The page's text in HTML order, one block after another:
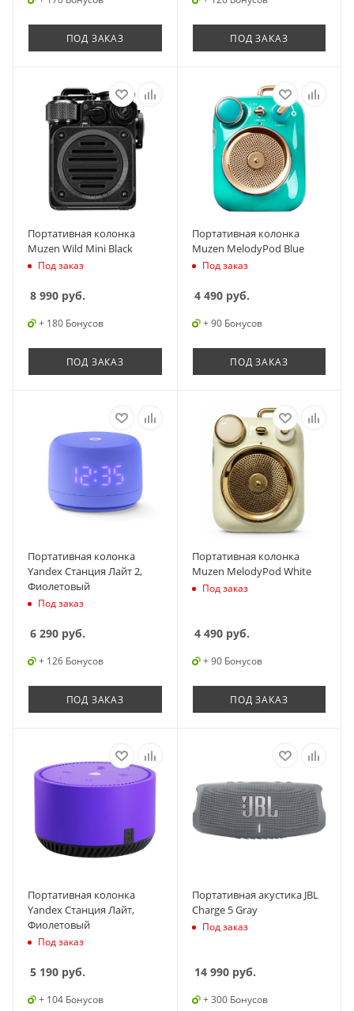
ПОД ЗАКАЗ ПОД ЗАКАЗ
Портативная колонка
Muzen Wild Mini Black
Под заказ
8 990 руб.
+ 180 Бонусов
ПОД ЗАКАЗ
Портативная колонка
Muzen MelodyPod Blue
Под заказ
4 490руб.
+ 90 Бонусов
ПОД ЗАКАЗ
Портативная колонка
Yandex Станция Лайт 2,
Фиолетовый
Под заказ
6 290 руб.
+ 126 Бонусов
ПОД ЗАКАЗ
Портативная колонка
Muzen MelodyPod White
Под заказ
4 490руб.
+ 90 Бонусов
ПОД ЗАКАЗ
Портативная колонка
Yandex Станция Лайт,
Фиолетовый
Под заказ
5 190 руб.
+ 104 Бонусов
Портативная акустика JBL
Charge 5 Gray
Под заказ
14 990руб.
+ 300 Бонусов